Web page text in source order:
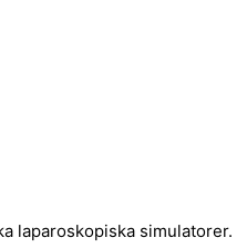
laparoskopiska simulatorer.